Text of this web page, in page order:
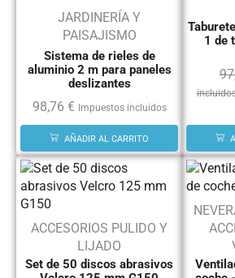
JARDINERÍA Y
PAISAJISMO
Sistema de rieles de
aluminio 2 m para paneles
deslizantes
98,76 € Impuestos incluidos
AÑADIR AL CARRITO
1 de
ACCESORIOS PULIDO Y
LIJADO
Set de 50 discos abrasivos